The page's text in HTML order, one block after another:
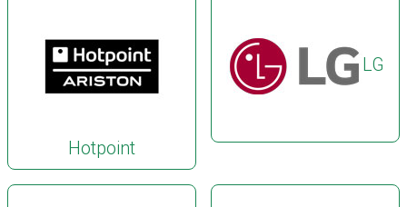
Hotpoint
LG